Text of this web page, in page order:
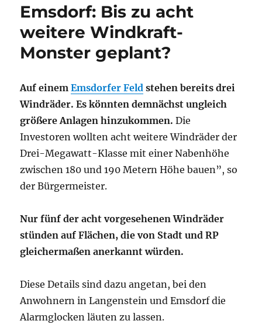
Emsdorf: Bis zu acht
weitere Windkraft-
Monster geplant?
Auf einemEmsdorfer Feld stehen bereits drei
Windräder. Es könnten demnächst ungleich
größere Anlagen hinzukommen.Die
Investoren wollten acht weitere Windräder der
Drei-Megawatt-Klasse mit einer Nabenhöhe
zwischen 180 und 190 Metern Höhe bauen”, so
der Bürgermeister.
Nur fünf der acht vorgesehenen Windräder
stünden auf Flächen, die von Stadt und RP
gleichermaßen anerkannt würden.
Diese Details sind dazu angetan, bei den
Anwohnern in Langenstein und Emsdorf die
Alarmglocken läuten zu lassen.